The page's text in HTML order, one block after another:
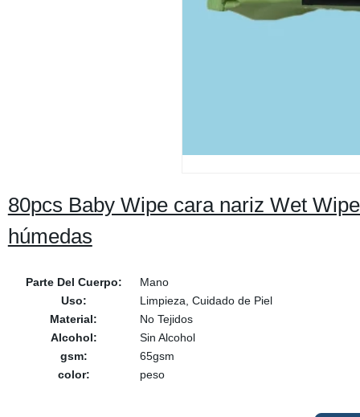
80pcs Baby Wipe cara nariz Wet
húmedas
Parte Del Cuerpo:
Mano
Uso:
Limpieza, Cuidado de Piel
Material:
No Tejidos
Alcohol:
Sin Alcohol
gsm:
65gsm
color:
peso